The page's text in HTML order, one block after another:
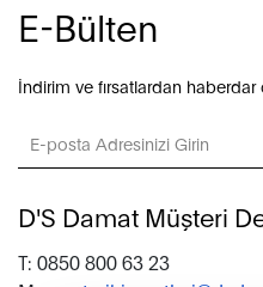
E-Bülten
İndirim ve fırsatlardan
D'S Damat Müşteri
T: 0850 800 63 23